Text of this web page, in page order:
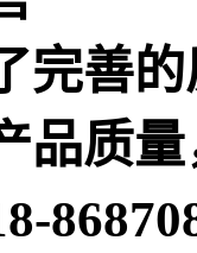
完善
品质